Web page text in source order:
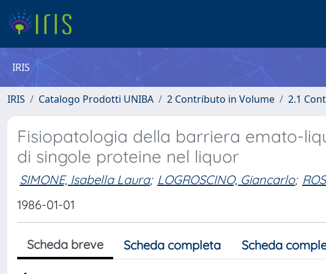
IRIS
IRIS Catalogo Prodotti UNIBA 2 Contributo in Volume 2.1
Fisiopatologia della barriera emato-
di singole proteine nel liquor
SIMONE, Isabella Laura; LOGROSCINO, Giancarlo;
1986-01-01
Scheda breve Scheda completa Scheda